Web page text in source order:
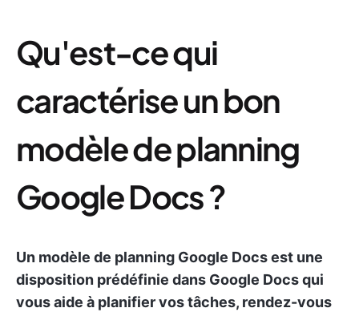
Qu'est-ce qui
caractérise un bon
modèle de planning
Google Docs ?
Un modèle de planning Google Docs est une
disposition prédéfinie dans Google Docs qui
vous aide à planifier vos tâches, rendez-vous